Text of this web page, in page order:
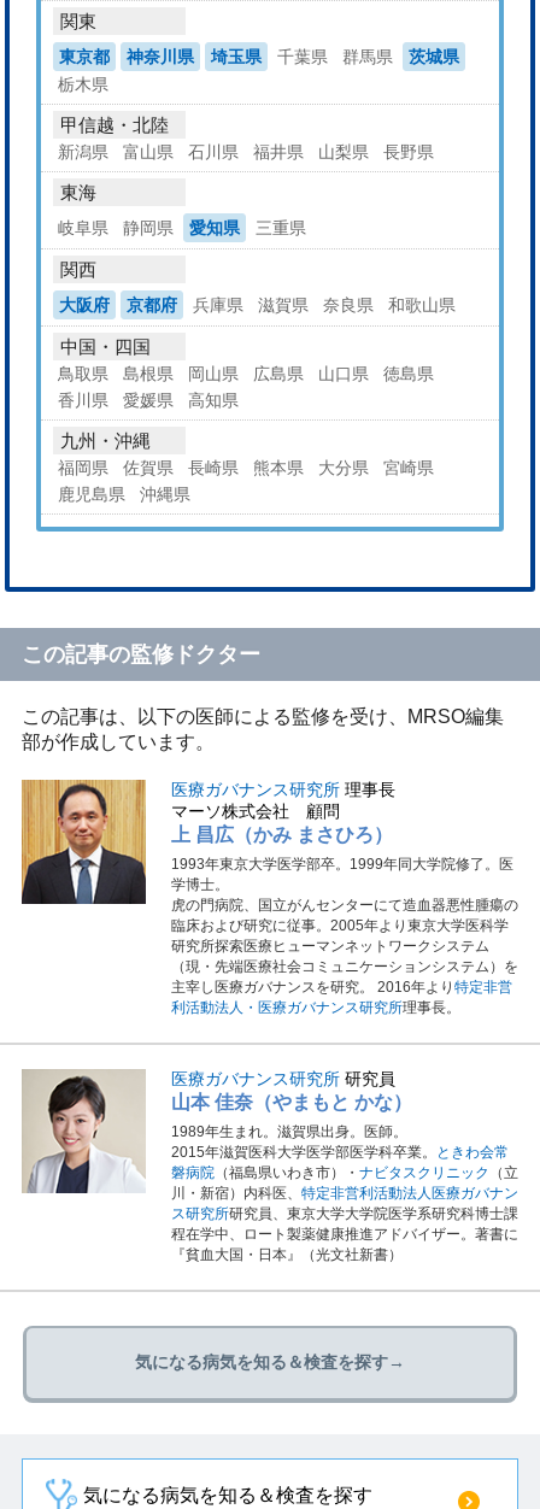
関東
東京都 神奈川県 埼玉県 千葉県 群馬県
茨城県
栃木県
甲信越・北陸
新潟県 富山県 石川県 福井県 山梨県 長野県
東海
岐阜県 静岡県 愛知県 三重県
関西
大阪府 京都府 兵庫県 滋賀県 奈良県 和歌山県
中国・四国
鳥取県 島根県 岡山県 広島県 山口県
徳島県
香川県
愛媛県 高知県
九州・沖縄
福岡県 佐賀県 長崎県 熊本県 大分県
宮崎県
鹿児島県
沖縄県
この記事の監修ドクター
この記事は、以下の医師による監修を受け、MRSO編集
部が作成しています。
医療ガバナンス研究所理事長
マーソ株式会社 顧問
上 昌広（かみ まさひろ）
1993年東京大学医学部卒。1999年同大学院修了。医
学博士。
虎の門病院、国立がんセンターにて造血器悪性腫瘍の
臨床および研究に従事。2005年より東京大学医科学
研究所探索医療ヒューマンネットワークシステム
（現・先端医療社会コミュニケーションシステム）を
主宰し医療ガバナンスを研究。 2016年より 特定非営
利活動法人・医療ガバナンス研究所理事長。
医療ガバナンス研究所研究員
山本 佳奈（やまもと かな）
1989年生まれ。滋賀県出身。医師。
2015年滋賀医科大学医学部医学科卒業。
ときわ会常
磐病院（福島県いわき市）・ ナビタスクリニック
（立
川・新宿）内科医、 特定非営利活動法人医療ガバナン
ス研究所研究員、東京大学大学院医学系研究科博士課
程在学中、ロート製薬健康推進アドバイザー。著書に
『貧血大国・日本』（光文社新書）
気になる病気を知る＆検査を探す→
気になる病気を知る＆検査を探す